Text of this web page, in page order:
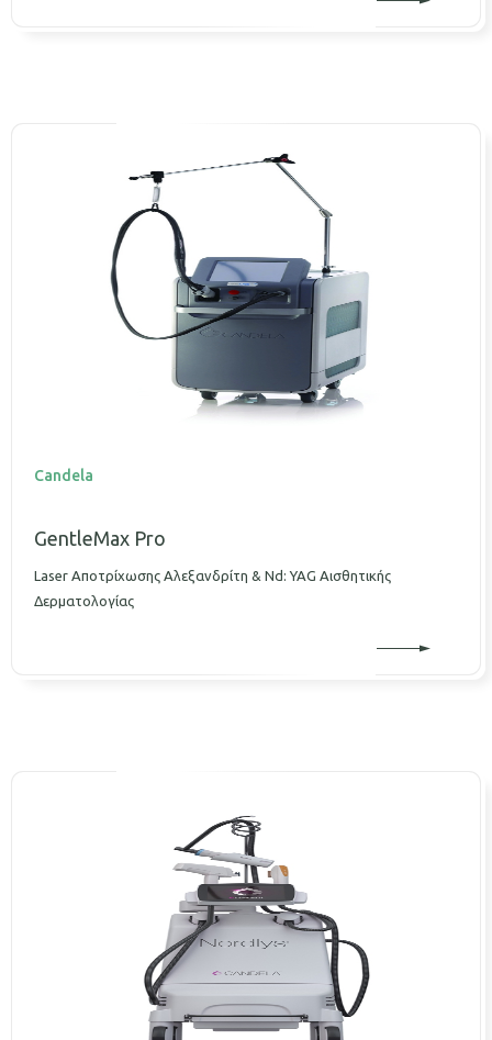
Candela
GentleMax Pro
Laser Aποτρίχωσης Αλεξανδρίτη & Nd: YAG Αισθητικής
Δερματολογίας